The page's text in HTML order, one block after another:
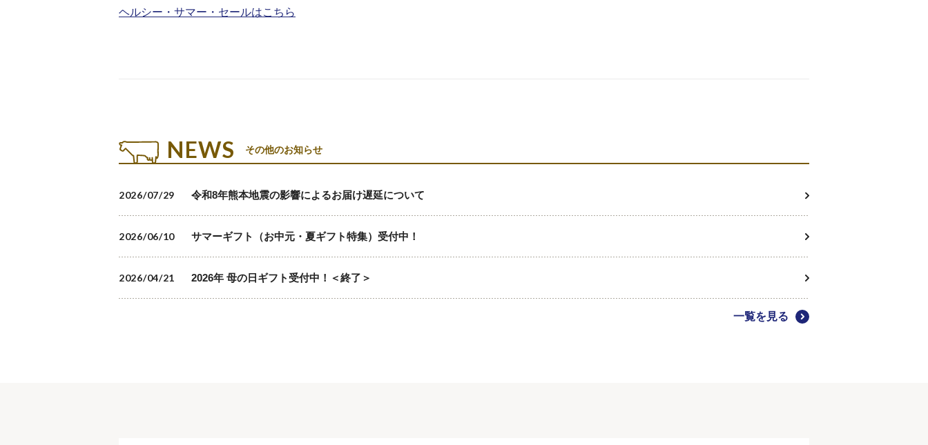
ヘルシー・サマー・セールはこちら
NEWS その他のお知らせ
2026/07/29 令和8年熊本地震の影響によるお届け遅延について
2026/06/10 サマーギフト（お中元・夏ギフト特集）受付中！
2026/04/21 2026年 母の日ギフト受付中！＜終了＞
一覧を見る